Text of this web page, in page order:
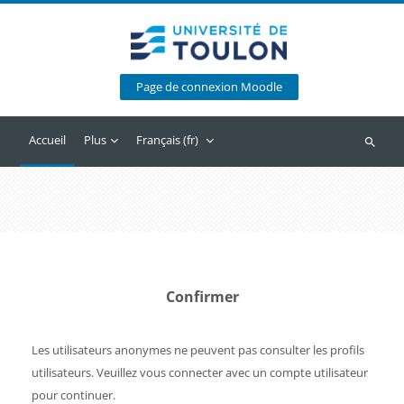
Page de connexion Moodle
Accueil Plus Français ‎(fr)‎
Confirmer
Les utilisateurs anonymes ne peuvent pas consulter les profils
utilisateurs. Veuillez vous connecter avec un compte utilisateur
pour continuer.